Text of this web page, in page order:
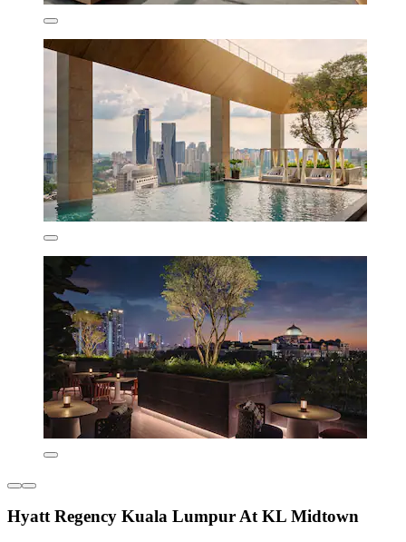
Hyatt Regency Kuala Lumpur At KL Midtown